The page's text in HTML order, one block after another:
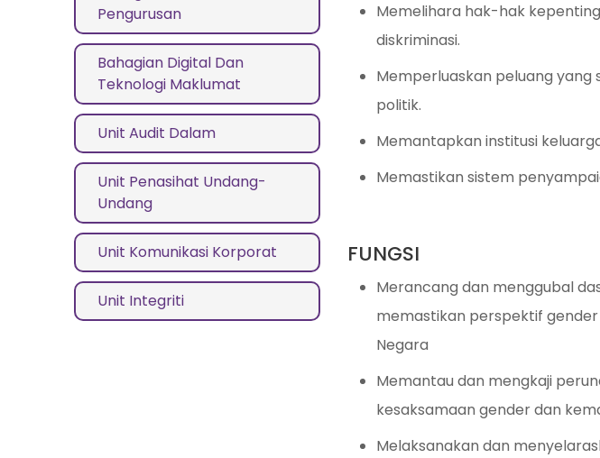
Pengurusan
Bahagian Digital Dan
Teknologi Maklumat
Unit Audit Dalam
Unit Penasihat Undang-
Undang
Unit Komunikasi Korporat
Unit Integriti
Memelihara hak-hak
diskriminasi.
Memperluaskan peluang yang
politik.
Memantapkan institusi
Memastikan sistem
FUNGSI
Merancang dan menggubal
memastikan perspektif
Negara
Memantau dan mengkaji
kesaksamaan gender dan
Melaksanakan dan